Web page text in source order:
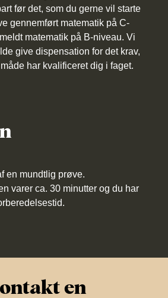
før det, som du gerne vil starte
gennemført matematik på C-
matematik på B-niveau. Vi
give dispensation for det krav,
har kvalificeret dig i faget.
en mundtlig prøve.
varer ca. 30 minutter og du har
en